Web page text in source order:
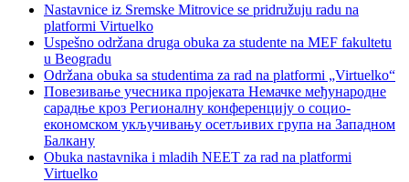
Nastavnice iz Sremske Mitrovice se pridružuju radu na
platformi Virtuelko
Uspešno održana druga obuka za studente na MEF fakultetu
u Beogradu
Održana obuka sa studentima za rad na platformi „Virtuelko“
Повезивање учесника пројеката Немачке међународне
сарадње кроз Регионалну конференцију о социо-
економском укључивању осетљивих група на Западном
Балкану
Obuka nastavnika i mladih NEET za rad na platformi
Virtuelko